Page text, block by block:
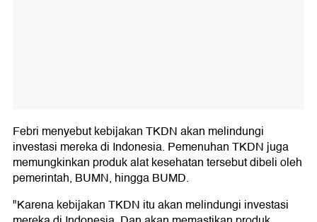
Febri menyebut kebijakan TKDN akan melindungi
investasi mereka di Indonesia. Pemenuhan TKDN juga
memungkinkan produk alat kesehatan tersebut dibeli oleh
pemerintah, BUMN, hingga BUMD.
"Karena kebijakan TKDN itu akan melindungi investasi